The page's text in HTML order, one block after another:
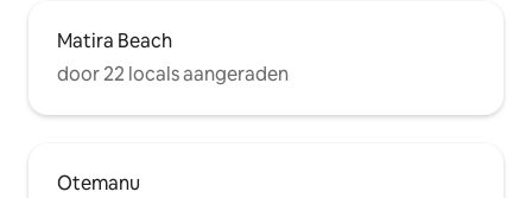
Matira Beach
door 22 locals aangeraden
Otemanu